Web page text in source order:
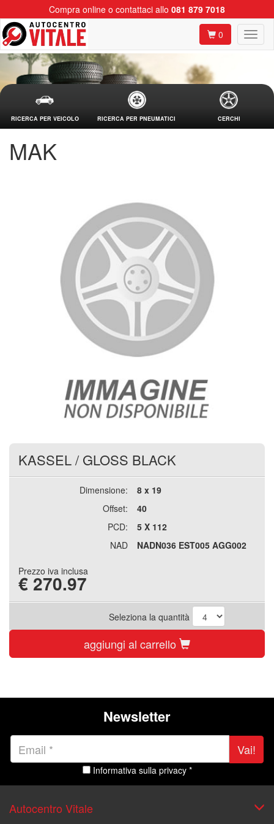
Compra online o contattaci allo 081 879 7018
0
RICERCA PER VEICOLO RICERCA PER PNEUMATICI CERCHI
MAK
KASSEL/ GLOSS BLACK
Dimensione:
8 x 19
Offset:
40
PCD:
5 X 112
NAD
NADN036 EST005 AGG002
Prezzo iva inclusa
€ 270.97
Seleziona la quantità
aggiungi al carrello
Newsletter
Vai!
Informativa sulla privacy *
Autocentro Vitale